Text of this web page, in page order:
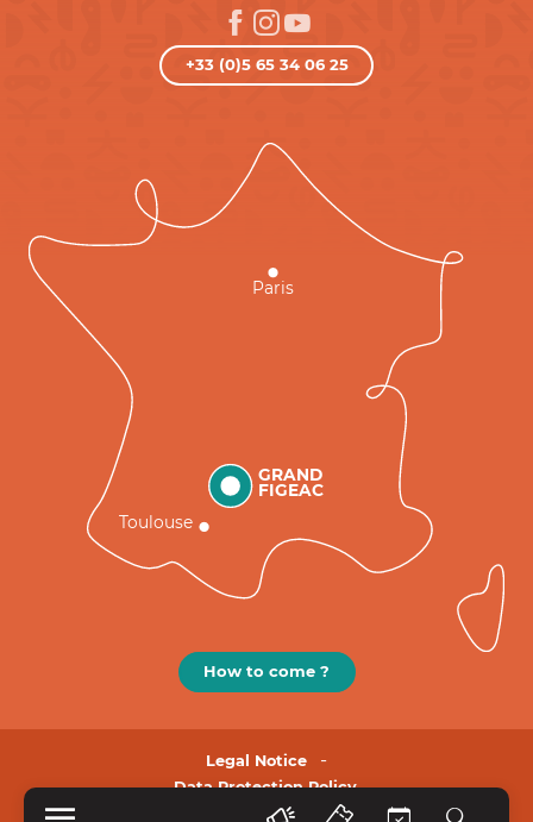
+33 (0)5 65 34 06 25
GRAND
FIGEAC
Toulouse
Paris
How to come ?
Legal Notice
Data Protection Policy.